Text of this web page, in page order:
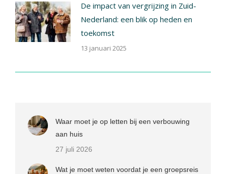
De impact van vergrijzing in Zuid-
Nederland: een blik op heden en
toekomst
13 januari 2025
Waar moet je op letten bij een verbouwing
aan huis
27 juli 2026
Wat je moet weten voordat je een groepsreis